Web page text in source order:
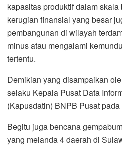
kapasitas produktif dalam
kerugian finansial yang besar
pembangunan di wilayah
minus atau mengalami
tertentu.
Demikian yang disampaikan
selaku Kepala Pusat Data
(Kapusdatin) BNPB Pusat
Begitu juga bencana
yang melanda 4 daerah di